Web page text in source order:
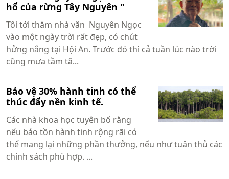
hổ của rừng Tây Nguyên "
Tôi tới thăm nhà văn Nguyên Ngọc
vào một ngày trời rất đẹp, có chút
hửng nắng tại Hội An. Trước đó thì cả tuần lúc nào trời
cũng mưa tầm tã...
Bảo vệ 30% hành tinh có thể
thúc đẩy nền kinh tế.
Các nhà khoa học tuyên bố rằng
nếu bảo tồn hành tinh rộng rãi có
thể mang lại những phần thưởng, nếu như tuân thủ các
chính sách phù hợp. ...